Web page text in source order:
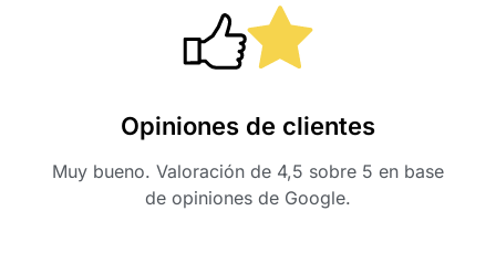
Opiniones de clientes
Muy bueno. Valoración de 4,5 sobre 5 en base
de opiniones de Google.